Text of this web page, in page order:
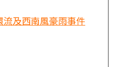
及西南風豪雨事件